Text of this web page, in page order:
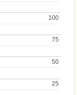
25
25
50
50
75
75
100
100